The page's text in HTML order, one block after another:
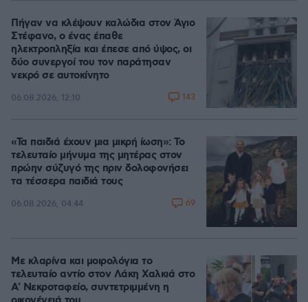
Πήγαν να κλέψουν καλώδια στον Άγιο
Στέφανο, ο ένας έπαθε
ηλεκτροπληξία και έπεσε από ύψος, οι
δύο συνεργοί του τον παράτησαν
νεκρό σε αυτοκίνητο
06.08.2026, 12:10 143
«Τα παιδιά έχουν μια μικρή ίωση»: Το
τελευταίο μήνυμα της μητέρας στον
πρώην σύζυγό της πριν δολοφονήσει
τα τέσσερα παιδιά τους
06.08.2026, 04:44 69
Με κλαρίνα και μοιρολόγια το
τελευταίο αντίο στον Λάκη Χαλκιά στο
A' Νεκροταφείο, συντετριμμένη η